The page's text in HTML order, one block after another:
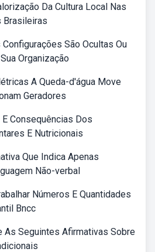
Da Cultura Local Nas
Brasileiras
São Ocultas Ou
Organização
A Queda-d'água Move
Geradores
Consequências Dos
E Nutricionais
Que Indica Apenas
Não-verbal
Números E Quantidades
Bncc
As Seguintes Afirmativas Sobre